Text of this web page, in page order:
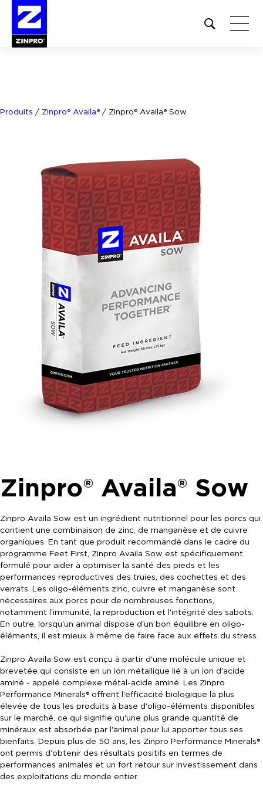
Open
site
Produits / Zinpro® Availa® / Zinpro® Availa® Sow
Zinpro® Availa® Sow
Zinpro Availa Sow est un ingrédient nutritionnel pour les porcs qui
contient une combinaison de zinc, de manganèse et de cuivre
organiques. En tant que produit recommandé dans le cadre du
programme Feet First, Zinpro Availa Sow est spécifiquement
formulé pour aider à optimiser la santé des pieds et les
performances reproductives des truies, des cochettes et des
verrats. Les oligo-éléments zinc, cuivre et manganèse sont
nécessaires aux porcs pour de nombreuses fonctions,
notamment l'immunité, la reproduction et l'intégrité des sabots.
En outre, lorsqu'un animal dispose d'un bon équilibre en oligo-
éléments, il est mieux à même de faire face aux effets du stress.
Zinpro Availa Sow est conçu à partir d'une molécule unique et
brevetée qui consiste en un ion métallique lié à un ion d'acide
aminé - appelé complexe métal-acide aminé. Les Zinpro
Performance Minerals® offrent l'efficacité biologique la plus
élevée de tous les produits à base d'oligo-éléments disponibles
sur le marché, ce qui signifie qu'une plus grande quantité de
minéraux est absorbée par l'animal pour lui apporter tous ses
bienfaits. Depuis plus de 50 ans, les Zinpro Performance Minerals®
ont permis d'obtenir des résultats positifs en termes de
performances animales et un fort retour sur investissement dans
des exploitations du monde entier.